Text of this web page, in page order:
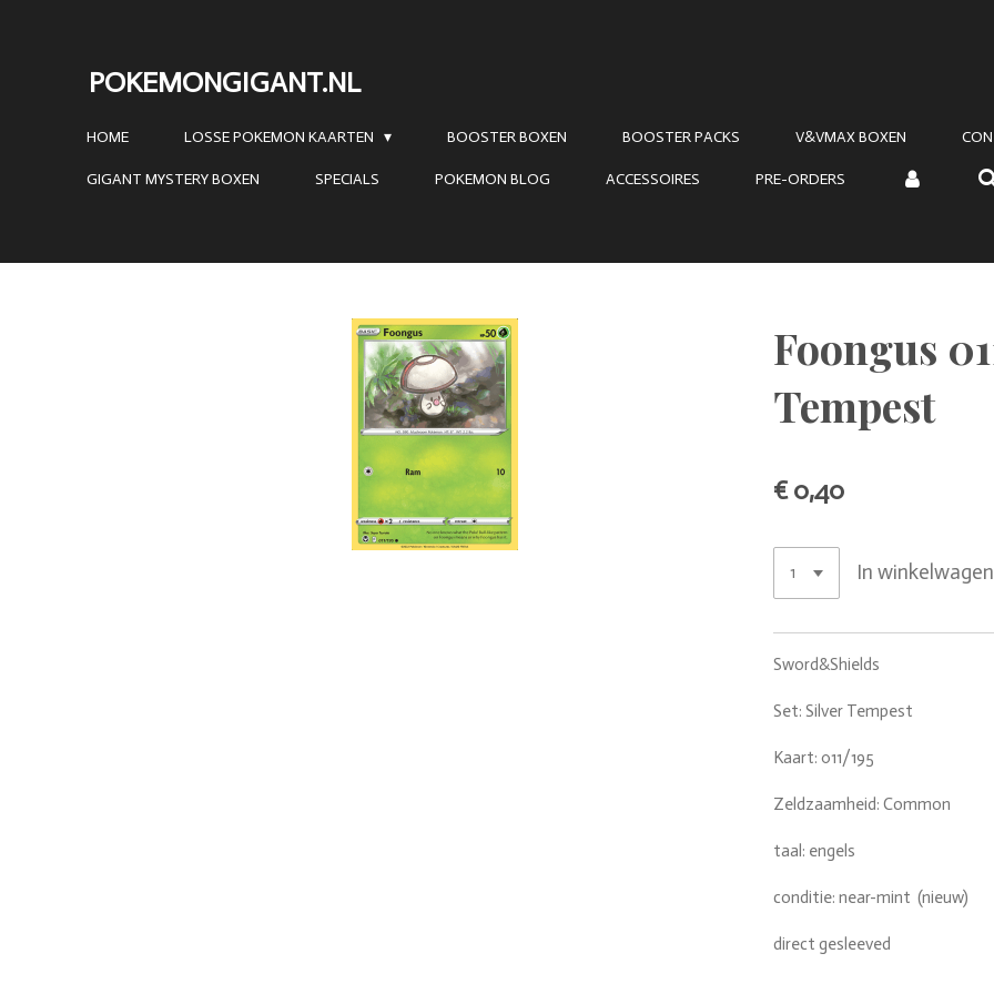
hoofdinhoud
POKEMONGIGANT.NL
HOME LOSSE POKEMON KAARTEN BOOSTER BOXEN BOOSTER PACKS V&VMAX BOXEN
GIGANT MYSTERY BOXEN SPECIALS POKEMON BLOG ACCESSOIRES PRE-ORDERS
Foongus
Tempest
€ 0,40
In winkelwagen
Sword&Shields
Set: Silver Tempest
Kaart: 011/195
Zeldzaamheid: Common
taal: engels
conditie: near-mint (nieuw)
direct gesleeved